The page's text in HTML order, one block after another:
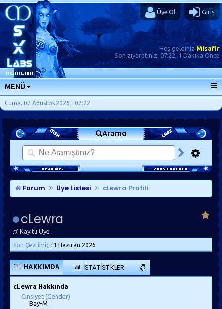
Üye Ol Giriş
Hoş geldinizMisafir
Son ziyaretiniz: 07:22, 1 Dakika Önce
MENÜ
ANA SAYFA
FORUMLAR
SORU-CEVAP
GÜNLÜKLER
SON MESAJLAR
KISAYOLLAR
Cuma, 07 Ağustos 2026 - 07:22
Arama
Forum Üye Listesi cLewra Profili
cLewra
Kayıtlı Üye
Son Çevrimiçi: 1 Haziran 2026
HAKKIMDA İSTATISTIKLER
cLewra Hakkında
Cinsiyet (Gender)
Bay-M